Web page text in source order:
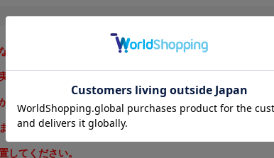
と消火器が倒れて液が出てきたり、けがをする恐れがあり
設置していただかないと倒れてけがをする恐れがありま
いと消火器が倒れたり、扉にあたってけがをする恐れがあ
と倒れてけがをする恐れがあります。
してください。